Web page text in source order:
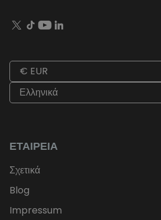
€ EUR
Ελληνικά
ΕΤΑΙΡΕΊΑ
Σχετικά
Blog
Impressum